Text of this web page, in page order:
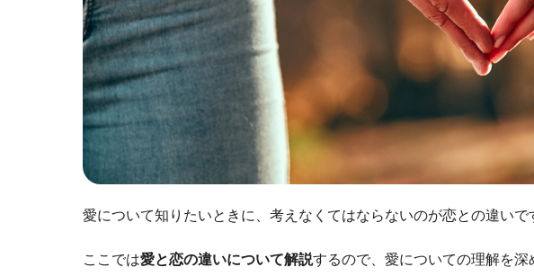
愛について知りたいときに、考えなくてはならないのが恋との違いで
ここでは愛と恋の違いについて解説するので、愛についての理解を深